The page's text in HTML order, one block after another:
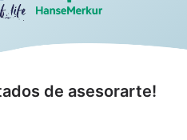
de asesorarte!